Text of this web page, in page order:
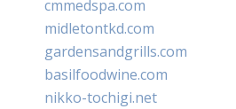
cmmedspa.com
midletontkd.com
gardensandgrills.com
basilfoodwine.com
nikko-tochigi.net